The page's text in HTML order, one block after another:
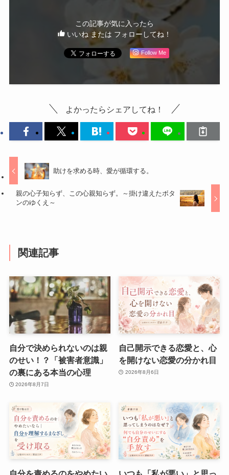
この記事が気に入ったら
いいね または フォローしてね！
Follow Me
よかったらシェアしてね！
助けを求める時、愛が循環する。
親の心子知らず、この心親知らず。～掛け違えたボタ
ンのゆくえ～
関連記事
自分で決められないのは親
のせい！？「被害者意識」
の裏にある本当の心理
2026年8月7日
自己開示できる恋愛と、心
を開けない恋愛の分かれ目
2026年8月6日